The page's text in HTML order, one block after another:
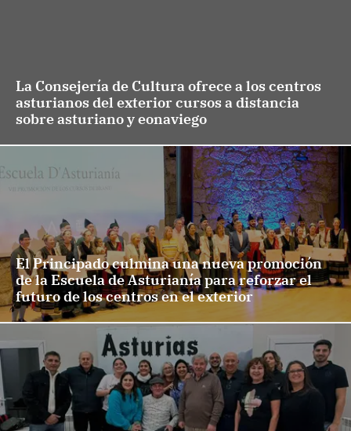
La Consejería de Cultura ofrece a los centros
asturianos del exterior cursos a distancia
sobre asturiano y eonaviego
El Principado culmina una nueva promoción
de la Escuela de Asturianía para reforzar el
futuro de los centros en el exterior